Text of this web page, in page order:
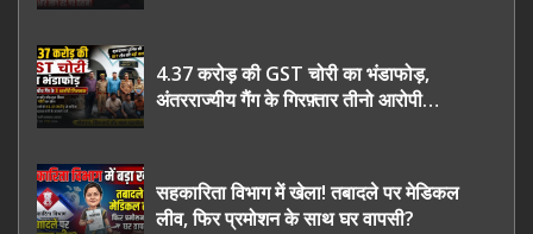
4.37 करोड़ की GST चोरी का भंडाफोड़,
अंतरराज्यीय गैंग के गिरफ़्तार तीनो आरोपी
सहकारिता विभाग में खेला! तबादले पर मेडिकल
लीव, फिर प्रमोशन के साथ घर वापसी?